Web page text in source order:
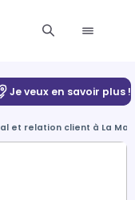
Je veux en savoir plus !
et relation client à La